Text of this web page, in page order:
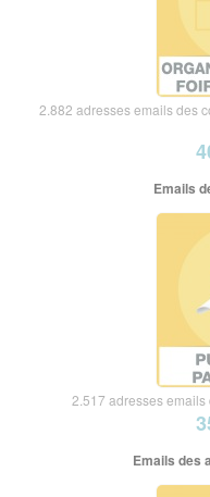
2.882 adresses emails des
Emails
2.517 adresses
Emails des